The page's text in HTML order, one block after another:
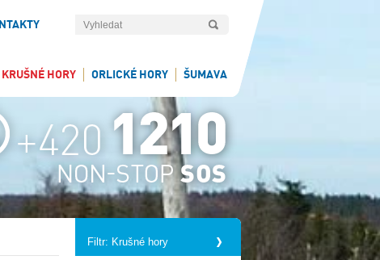
KRUŠNÉ HORY ORLICKÉ HORY ŠUMAVA
Filtr: Krušné hory